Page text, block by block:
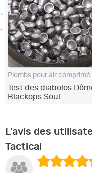
Plombs pour air comprimé
Test des diabolos
Blackops Soul
L'avis des
Tactical